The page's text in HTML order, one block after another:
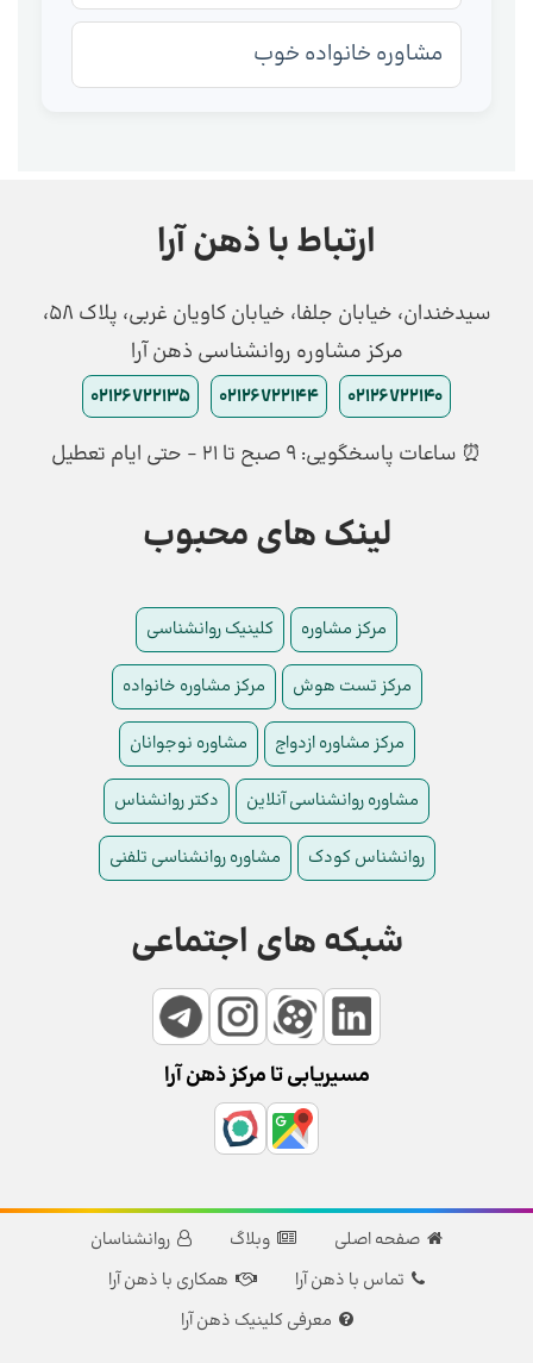
مشاوره خانواده خوب
ارتباط با ذهن آرا
سیدخندان، خیابان جلفا، خیابان کاویان غربی، پلاک 58،
مرکز مشاوره روانشناسی ذهن آرا
02126722140
02126722144
02126722135
⏰ ساعات پاسخگویی: ۹ صبح تا ۲۱ - حتی ایام تعطیل
لینک های محبوب
مرکز مشاوره کلینیک روانشناسی
مرکز تست هوش مرکز مشاوره خانواده
مرکز مشاوره ازدواج مشاوره نوجوانان
مشاوره روانشناسی آنلاین دکتر روانشناس
روانشناس کودک مشاوره روانشناسی تلفنی
شبکه های اجتماعی
مسیریابی تا مرکز ذهن آرا
صفحه اصلی وبلاگ
روانشناسان
تماس با ذهن آرا
همکاری با ذهن آرا
معرفی کلینیک ذهن آرا